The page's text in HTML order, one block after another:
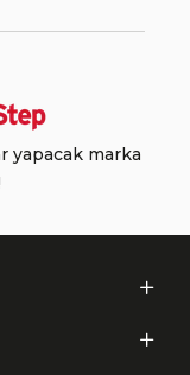
yapacak marka